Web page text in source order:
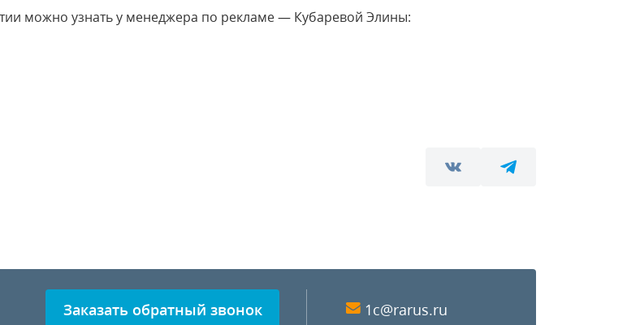
можно узнать у менеджера по рекламе — Кубаревой Элины:
Заказать обратный звонок 1c@rarus.ru